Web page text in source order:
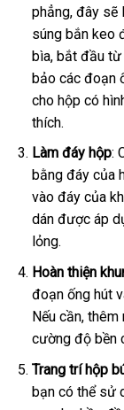
phẳng, đây sẽ
súng bắn keo
bìa, bắt đầu
bảo các đoạn
cho hộp có
thích.
Làm đáy hộp:
bằng đáy của
vào đáy của
dán được áp
lỏng.
Hoàn thiện
đoạn ống hút
Nếu cần,
cường độ bền
Trang trí hộp
bạn có thể sử